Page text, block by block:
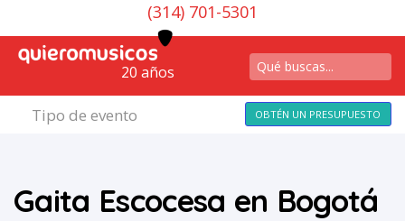
(314) 701-5301
20 años
Tipo de evento OBTÉN UN PRESUPUESTO
Gaita Escocesa en Bogotá